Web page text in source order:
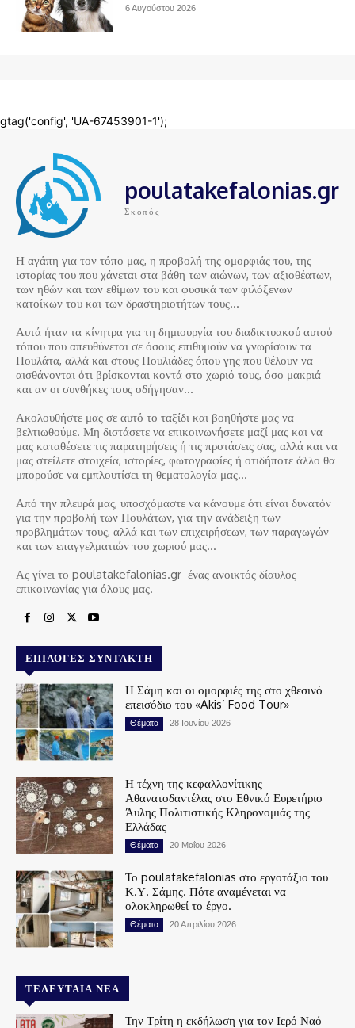
poulatakefalonias.gr
Σκοπός
Η αγάπη για τον τόπο μας, η προβολή της ομορφιάς του, της
ιστορίας του που χάνεται στα βάθη των αιώνων, των αξιοθέατων,
των ηθών και των εθίμων του και φυσικά των φιλόξενων
κατοίκων του και των δραστηριοτήτων τους…
Αυτά ήταν τα κίνητρα για τη δημιουργία του διαδικτυακού αυτού
τόπου που απευθύνεται σε όσους επιθυμούν να γνωρίσουν τα
Πουλάτα, αλλά και στους Πουλιάδες όπου γης που θέλουν να
αισθάνονται ότι βρίσκονται κοντά στο χωριό τους, όσο μακριά
και αν οι συνθήκες τους οδήγησαν…
Ακολουθήστε μας σε αυτό το ταξίδι και βοηθήστε μας να
βελτιωθούμε. Μη διστάσετε να επικοινωνήσετε μαζί μας και να
μας καταθέσετε τις παρατηρήσεις ή τις προτάσεις σας, αλλά και να
μας στείλετε στοιχεία, ιστορίες, φωτογραφίες ή οτιδήποτε άλλο θα
μπορούσε να εμπλουτίσει τη θεματολογία μας…
Από την πλευρά μας, υποσχόμαστε να κάνουμε ότι είναι δυνατόν
για την προβολή των Πουλάτων, για την ανάδειξη των
προβλημάτων τους, αλλά και των επιχειρήσεων, των παραγωγών
και των επαγγελματιών του χωριού μας…
Ας γίνει το poulatakefalonias.gr ένας ανοικτός δίαυλος
επικοινωνίας για όλους μας.
ΕΠΙΛΟΓΈΣ ΣΥΝΤΆΚΤΗ
Η Σάμη και οι ομορφιές της στο χθεσινό
επεισόδιο του «Akis’ Food Tour»
Θέματα 28 Ιουνίου 2026
Η τέχνη της κεφαλλονίτικης
Αθανατοδαντέλας στο Εθνικό Ευρετήριο
Άυλης Πολιτιστικής Κληρονομιάς της
Ελλάδας
Θέματα 20 Μαΐου 2026
Το poulatakefalonias στο εργοτάξιο του
Κ.Υ. Σάμης. Πότε αναμένεται να
ολοκληρωθεί το έργο.
Θέματα 20 Απριλίου 2026
ΤΕΛΕΥΤΑΊΑ ΝΈΑ
Την Τρίτη η εκδήλωση για τον Ιερό Ναό